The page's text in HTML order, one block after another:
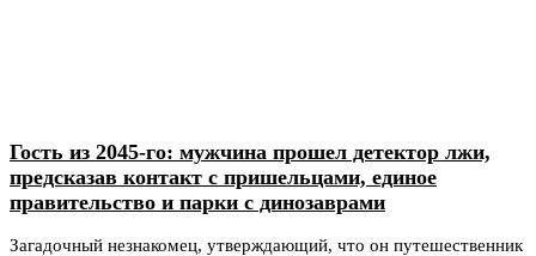
Гость из 2045-го: мужчина прошел детектор лжи,
предсказав контакт с пришельцами, единое
правительство и парки с динозаврами
Загадочный незнакомец, утверждающий, что он путешественник